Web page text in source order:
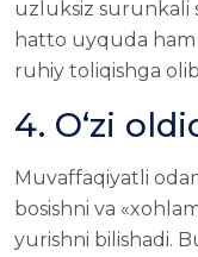
uzluksiz surunkali
hatto uyquda ham
ruhiy toliqishga
4. O‘zi
Muvaffaqiyatli
bosishni va
yurishni bilishadi.